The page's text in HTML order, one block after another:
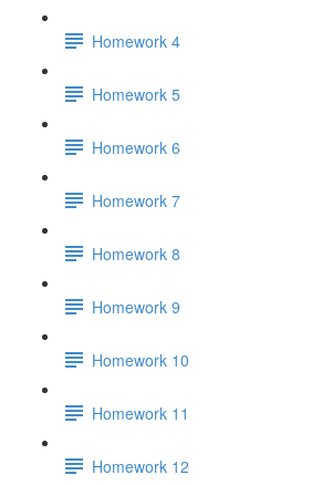
Homework 4
Homework 5
Homework 6
Homework 7
Homework 8
Homework 9
Homework 10
Homework 11
Homework 12